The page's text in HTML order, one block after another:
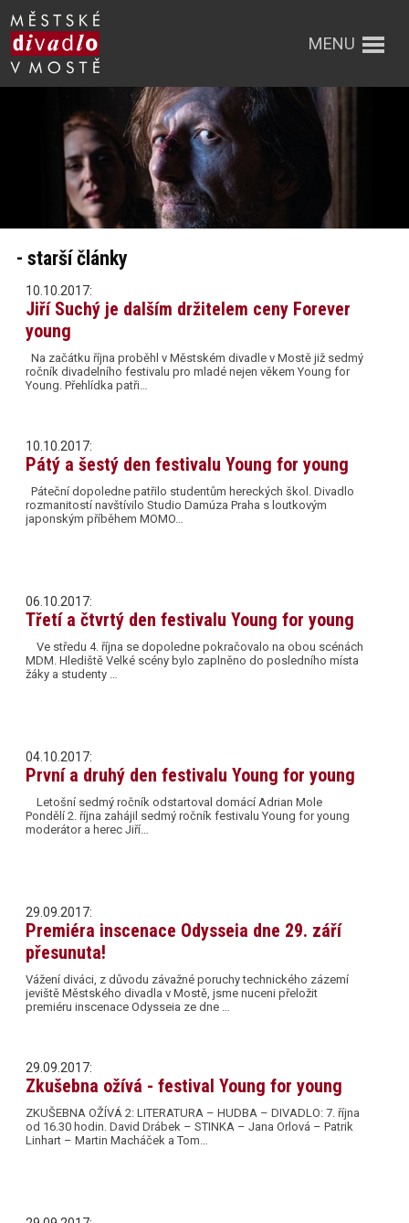
MENU
- starší články
10.10.2017:
Jiří Suchý je dalším držitelem ceny Forever
young
Na začátku října proběhl v Městském divadle v Mostě již sedmý
ročník divadelního festivalu pro mladé nejen věkem Young for
Young. Přehlídka patři…
10.10.2017:
Pátý a šestý den festivalu Young for young
Páteční dopoledne patřilo studentům hereckých škol. Divadlo
rozmanitostí navštívilo Studio Damúza Praha s loutkovým
japonským příběhem MOMO…
06.10.2017:
Třetí a čtvrtý den festivalu Young for young
Ve středu 4. října se dopoledne pokračovalo na obou scénách
MDM. Hlediště Velké scény bylo zaplněno do posledního místa
žáky a studenty …
04.10.2017:
První a druhý den festivalu Young for young
Letošní sedmý ročník odstartoval domácí Adrian Mole
Pondělí 2. října zahájil sedmý ročník festivalu Young for young
moderátor a herec Jiří…
29.09.2017:
Premiéra inscenace Odysseia dne 29. září
přesunuta!
Vážení diváci, z důvodu závažné poruchy technického zázemí
jeviště Městského divadla v Mostě, jsme nuceni přeložit
premiéru inscenace Odysseia ze dne …
29.09.2017:
Zkušebna ožívá - festival Young for young
ZKUŠEBNA OŽÍVÁ 2: LITERATURA – HUDBA – DIVADLO: 7. října
od 16.30 hodin. David Drábek – STINKA – Jana Orlová – Patrik
Linhart – Martin Macháček a Tom…